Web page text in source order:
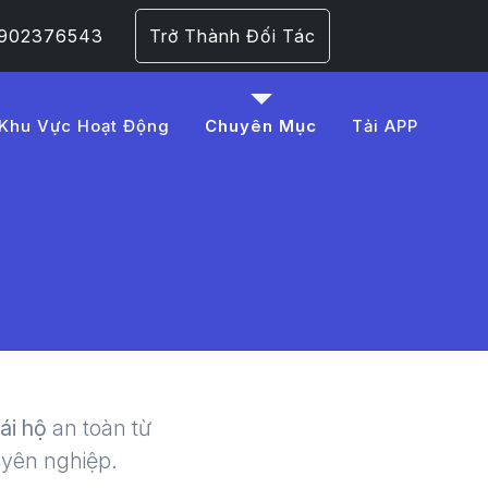
Trở Thành Đối Tác
Khu Vực Hoạt Động Chuyên Mục Tải APP
-
hộ an toàn từ
nghiệp.